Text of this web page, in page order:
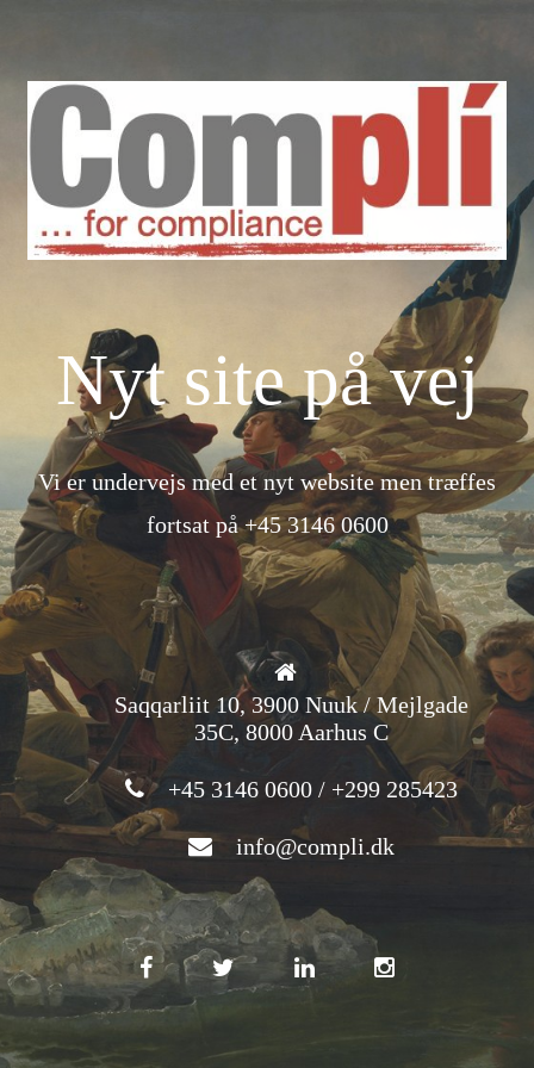
Nyt site på vej
Vi er undervejs med et nyt website men træffes
fortsat på +45 3146 0600
Saqqarliit 10, 3900 Nuuk / Mejlgade
35C, 8000 Aarhus C
+45 3146 0600 / +299 285423
info@compli.dk